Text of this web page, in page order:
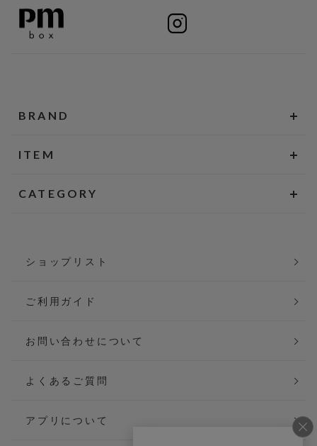
BRAND
ITEM
CATEGORY
ショップリスト
ご利用ガイド
お問い合わせについて
よくあるご質問
アプリについて